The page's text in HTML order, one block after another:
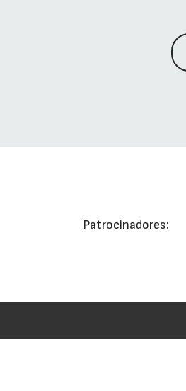
Patrocinadores: